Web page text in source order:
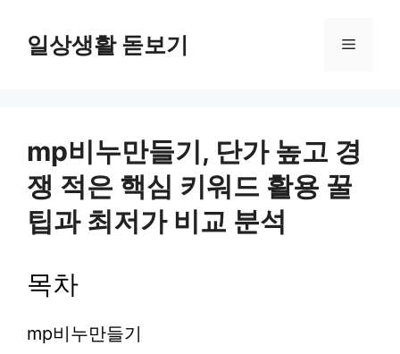
일상생활 돋보기 메
mp비누만들기, 단가 높고 경
쟁 적은 핵심 키워드 활용 꿀
팁과 최저가 비교 분석
목차
mp비누만들기